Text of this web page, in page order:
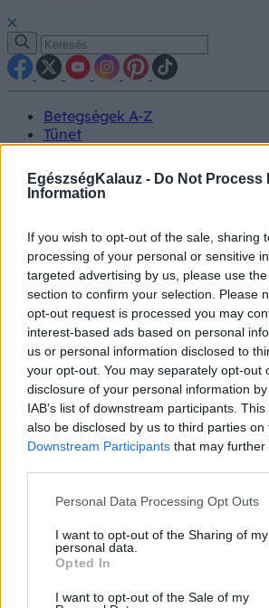
EgészségKalauz - Do Not Process
Information
If you wish to opt-out of the sale, sharing
processing of your personal or sensitive
targeted advertising by us, please use
section to confirm your selection. Please
opt-out request is processed you may
interest-based ads based on personal
us or personal information disclosed to
your opt-out. You may separately opt-out
disclosure of your personal information
IAB’s list of downstream participants.
also be disclosed by us to third parties on
Downstream Participants that may
Please note that this website/app uses
not limited to your visit or usage
grant or deny consent to Google and its
use your data for below specified
consent section.
Personal Data Processing Opt Outs
I want to opt-out of the Sharing of my
personal data.
Opted In
I want to opt-out of the Sale of my
Betegségek A-Z
Tünet
Vizsgálat
Kezelés
Életmódváltás
Hírek
Videók
Kisállatok egészsége
#allergia #influenza#cukorbetegség
#orvosmeteorológia#vérnyomás
#pajzsmirigy#reflux#ekcéma
Regisztráció
Húsvét